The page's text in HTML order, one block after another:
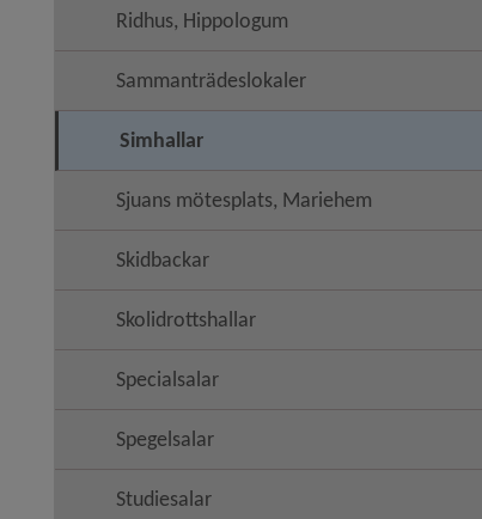
Ridhus, Hippologum
Sammanträdeslokaler
Simhallar
Sjuans mötesplats, Mariehem
Skidbackar
Skolidrottshallar
Specialsalar
Spegelsalar
Studiesalar